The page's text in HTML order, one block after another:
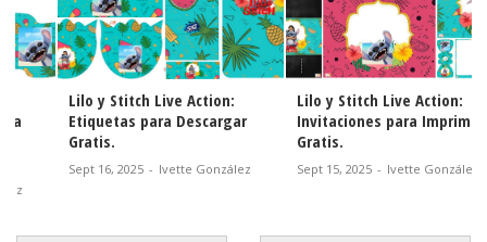
Huntrix Guerreras Kpop:
Etiquetas para Imprimir
Gratis.
Sept 30, 2025 - Ivette González
Huntrix Guerreras Kpop:
Invitaciones para Imprimir
Gratis.
Sept 28, 2025 - Ivette González